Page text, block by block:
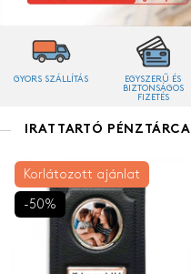
GYORS SZÁLLÍTÁS
EGYSZERŰ ÉS
BIZTONSÁGOS
FIZETÉS
IRATTARTÓ PÉNZTÁRCA
Korlátozott ajánlat
-50%